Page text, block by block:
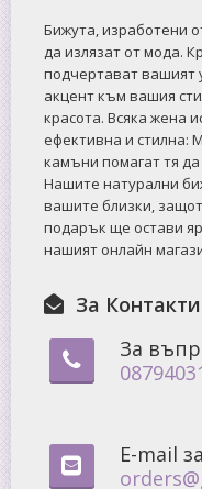
Бижута, изработени
да излязат от мода.
подчертават вашият
акцент към вашия
красота. Всяка жена
ефективна и стилна:
камъни помагат тя
Нашите натурални
вашите близки,
подарък ще остави
нашият онлайн
За Контакти
За
E-mail